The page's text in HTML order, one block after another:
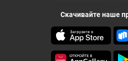
Скачивайте наше